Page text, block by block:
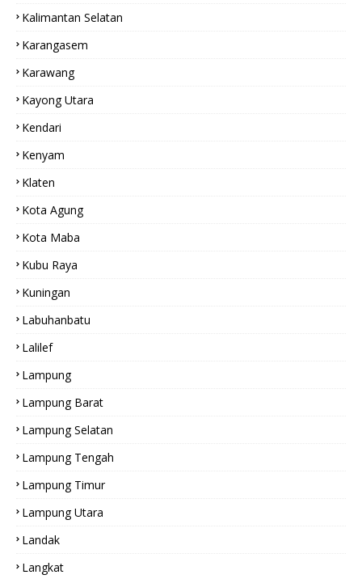
Kalimantan Selatan
Karangasem
Karawang
Kayong Utara
Kendari
Kenyam
Klaten
Kota Agung
Kota Maba
Kubu Raya
Kuningan
Labuhanbatu
Lalilef
Lampung
Lampung Barat
Lampung Selatan
Lampung Tengah
Lampung Timur
Lampung Utara
Landak
Langkat